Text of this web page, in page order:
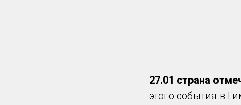
27.01 страна
этого события в